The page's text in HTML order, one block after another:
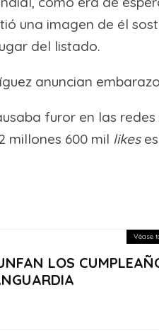
una imagen de él
del listado.
anuncian embarazo
furor en las
millones 600 mil likeses
Véase
LOS